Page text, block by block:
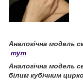
Аналогічна модель
тут
Аналогічна модель
білим кубічним